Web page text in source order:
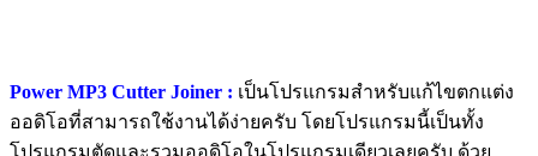
Power MP3 Cutter Joiner : เป็นโปรแกรมสำหรับแก้ไขตกแต่ง
ออดิโอที่สามารถใช้งานได้ง่ายครับ โดยโปรแกรมนี้เป็นทั้ง